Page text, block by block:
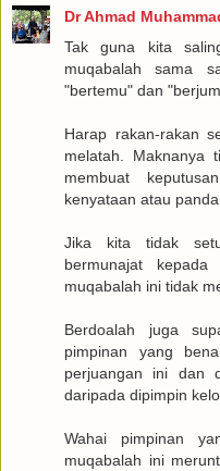
Dr Ahmad
Tak guna kita
muqabalah sama
"bertemu" dan
Harap rakan-rakan
melatah. Maknanya
membuat
kenyataan atau
Jika kita tidak
bermunajat
muqabalah ini tidak
Berdoalah juga
pimpinan yang
perjuangan ini dan
daripada dipimpin
Wahai pimpinan
muqabalah ini